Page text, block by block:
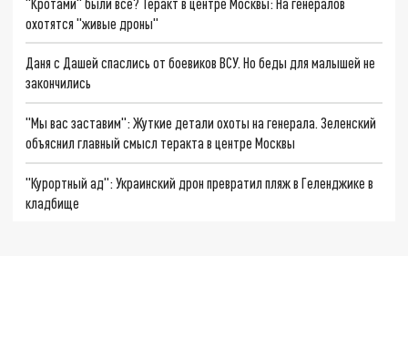
охотятся "живые дроны"
Даня с Дашей спаслись от боевиков ВСУ. Но беды для малышей не
закончились
"Мы вас заставим": Жуткие детали охоты на генерала. Зеленский
объяснил главный смысл теракта в центре Москвы
"Курортный ад": Украинский дрон превратил пляж в Геленджике в
кладбище